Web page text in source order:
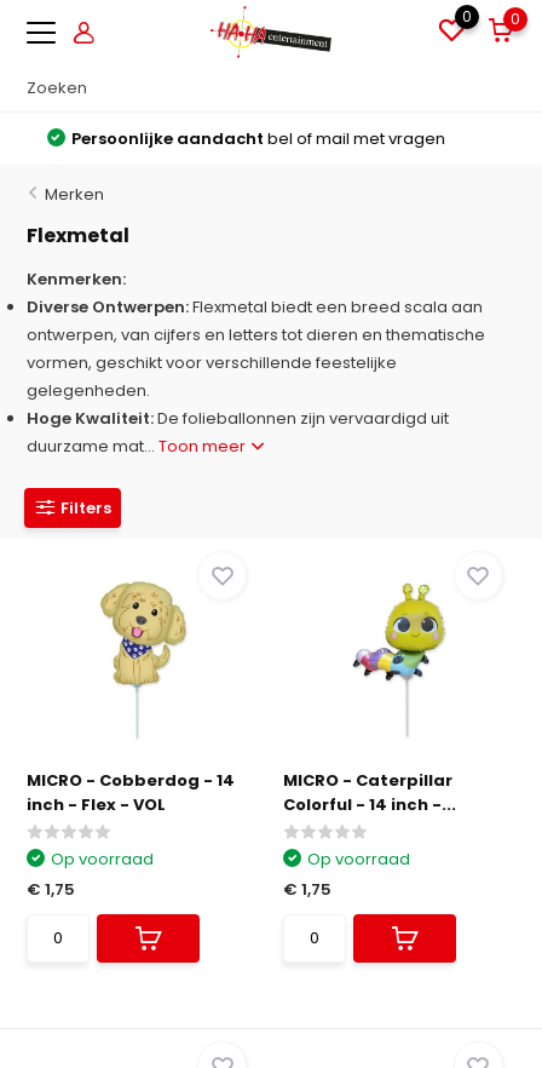
0 0
Grote voorradenAlles direct leverbaar uit voorraad
Merken
Flexmetal
Kenmerken:
Diverse Ontwerpen:Flexmetal biedt een breed scala aan
ontwerpen, van cijfers en letters tot dieren en thematische
vormen, geschikt voor verschillende feestelijke
gelegenheden.
Hoge Kwaliteit:De folieballonnen zijn vervaardigd uit
duurzame mat...Toon meer
Filters
MICRO - Cobberdog - 14
inch - Flex - VOL
Op voorraad
€ 1,75
MICRO - Caterpillar
Colorful - 14 inch -...
Op voorraad
€ 1,75